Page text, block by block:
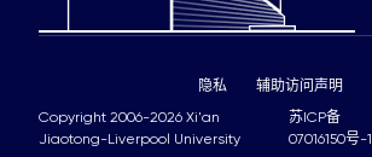
Copyright 2006-2026 Xi'an
Jiaotong-Liverpool University
苏ICP备
07016150号-1
隐私 辅助访问声明